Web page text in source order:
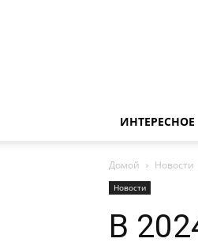
ИНТЕРЕСНОЕ
Домой Новости
Новости
В